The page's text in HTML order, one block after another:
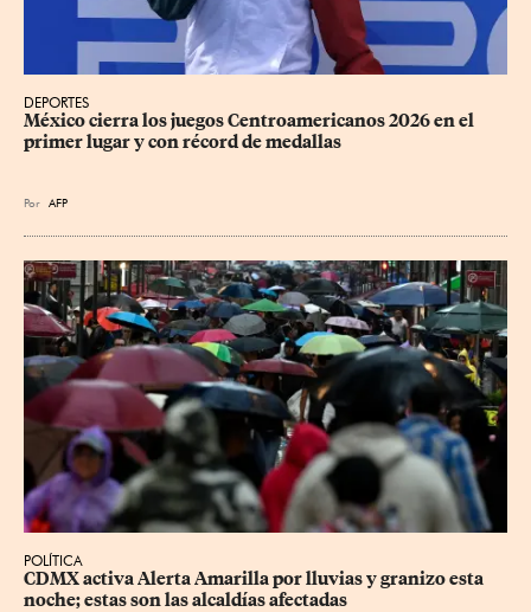
DEPORTES
México cierra los juegos Centroamericanos 2026 en el
primer lugar y con récord de medallas
Por AFP
POLÍTICA
CDMX activa Alerta Amarilla por lluvias y granizo esta
noche; estas son las alcaldías afectadas